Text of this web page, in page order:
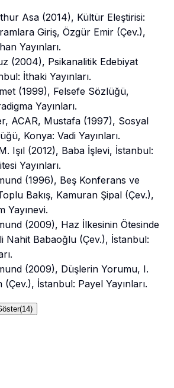
Asa (2014), Kültür Eleştirisi:
Giriş, Özgür Emir (Çev.),
Yayınları.
(2004), Psikanalitik Edebiyat
İthaki Yayınları.
(1999), Felsefe Sözlüğü,
Yayınları.
ACAR, Mustafa (1997), Sosyal
Konya: Vadi Yayınları.
Işıl (2012), Baba İşlevi, İstanbul:
Yayınları.
(1996), Beş Konferans ve
Bakış, Kamuran Şipal (Çev.),
Yayınevi.
(2009), Haz İlkesinin Ötesinde
Nahit Babaoğlu (Çev.), İstanbul:
(2009), Düşlerin Yorumu, I.
(Çev.), İstanbul: Payel Yayınları.